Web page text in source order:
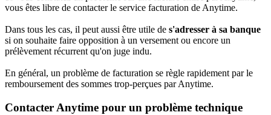
vous êtes libre de contacter le service facturation de Anytime.
Dans tous les cas, il peut aussi être utile de s'adresser à sa banque
si on souhaite faire opposition à un versement ou encore un
prélèvement récurrent qu'on juge indu.
En général, un problème de facturation se règle rapidement par le
remboursement des sommes trop-perçues par Anytime.
Contacter Anytime pour un problème technique